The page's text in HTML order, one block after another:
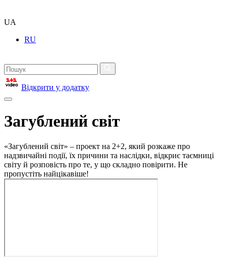
UA
RU
Відкрити у додатку
Загублений світ
«Загублений світ» – проект на 2+2, який розкаже про
надзвичайні події, їх причини та наслідки, відкриє таємниці
світу й розповість про те, у що складно повірити. Не
пропустіть найцікавіше!